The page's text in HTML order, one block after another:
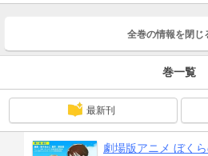
全巻の情報を 閉じ
巻一覧
最新刊
劇場版アニメ ぼく